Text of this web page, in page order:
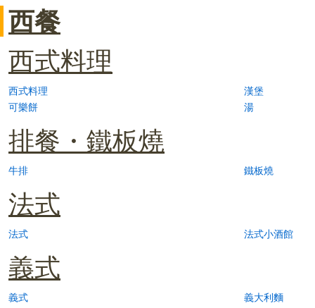
西餐
西式料理
西式料理
漢堡
可樂餅
湯
排餐・鐵板燒
牛排 鐵板燒
法式
法式 法式小酒館
義式
義式 義大利麵